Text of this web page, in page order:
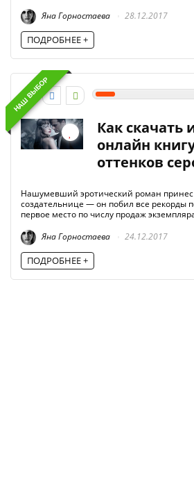
Яна Горностаева
28.12.2017
ПОДРОБНЕЕ +
НАШ ВЫБОР
1
Как скачать
онлайн
оттенков
Нашумевший эротический роман принес
создательнице — он побил все рекорды
первое место по числу продаж
Яна Горностаева
24.12.2017
ПОДРОБНЕЕ +